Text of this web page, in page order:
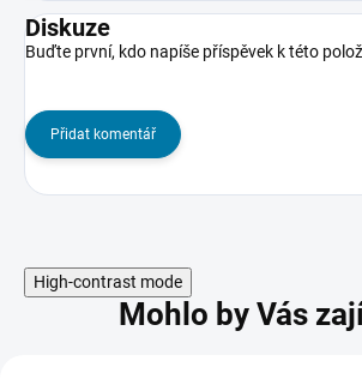
Diskuze
Buďte první, kdo napíše příspěvek k této
Přidat komentář
High-contrast mode
Mohlo by Vás